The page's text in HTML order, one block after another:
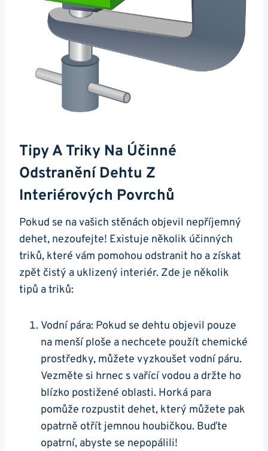
Tipy A Triky Na⁢ Účinné
Odstranění Dehtu Z
‌interiérových Povrchů
Pokud se na vašich stěnách⁣ objevil nepříjemný
dehet, nezoufejte! Existuje několik účinných
triků, které vám pomohou odstranit ​ho a ⁤získat
zpět čistý a uklizený ⁢interiér.⁢ Zde ‌je⁢ několik
tipů a triků:
Vodní pára: Pokud se ⁤dehtu objevil pouze⁣
na⁢ menší⁢ ploše a nechcete použít⁢ chemické
prostředky, můžete vyzkoušet vodní​ páru.‍
Vezměte si hrnec s vařící vodou a⁢ držte ho
blízko postižené oblasti. ‌Horká para
⁤pomůže rozpustit dehet, který můžete ⁤pak
opatrně otřít⁤ jemnou houbičkou. Buďte
opatrní, abyste se nepopálili!